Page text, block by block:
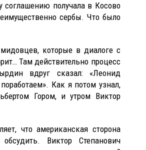
получала в Косово
сербы. Что было
которые в диалоге с
Там действительно процесс
вдруг сказал: «Леонид
Как я потом узнал,
Гором, и утром Виктор
что американская сторона
Виктор Степанович